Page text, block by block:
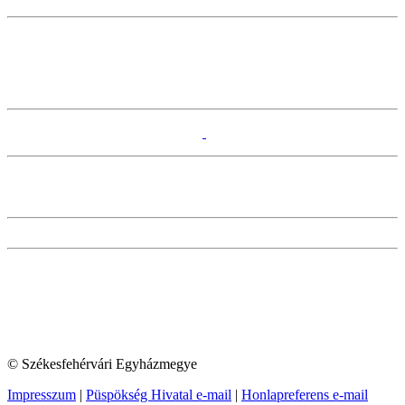
© Székesfehérvári Egyházmegye
Impresszum | Püspökség Hivatal e-mail | Honlapreferens e-mail